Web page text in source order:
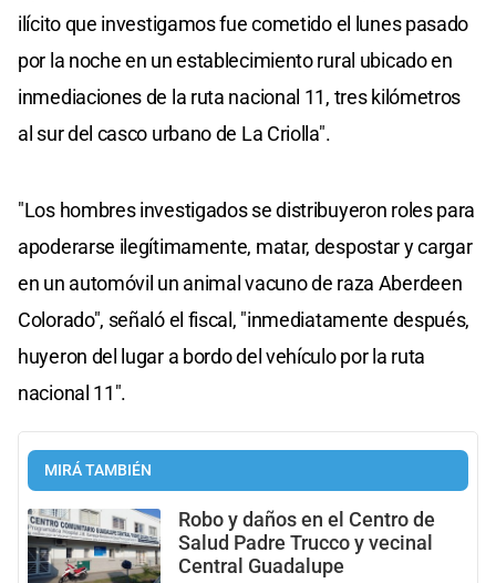
ilícito que investigamos fue cometido el lunes pasado
por la noche en un establecimiento rural ubicado en
inmediaciones de la ruta nacional 11, tres kilómetros
al sur del casco urbano de La Criolla".
"Los hombres investigados se distribuyeron roles para
apoderarse ilegítimamente, matar, despostar y cargar
en un automóvil un animal vacuno de raza Aberdeen
Colorado", señaló el fiscal, "inmediatamente después,
huyeron del lugar a bordo del vehículo por la ruta
nacional 11".
MIRÁ TAMBIÉN
Robo y daños en el Centro de
Salud Padre Trucco y vecinal
Central Guadalupe